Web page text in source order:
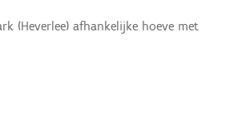
(Heverlee) afhankelijke hoeve met